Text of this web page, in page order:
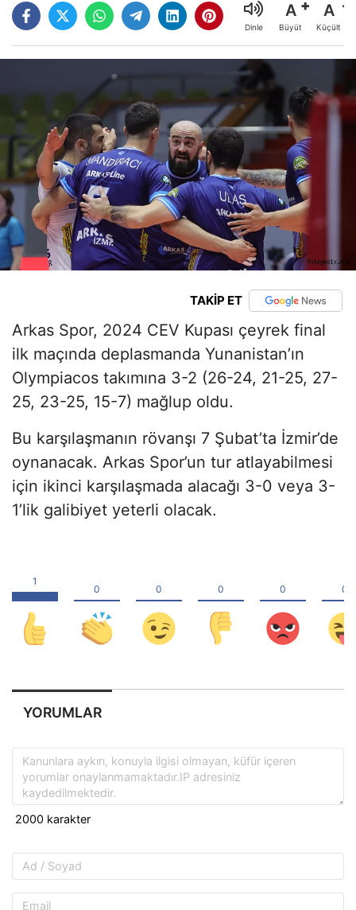
Dinle
A
Büyüt
A
Küçült
TAKİP ET
Arkas Spor, 2024 CEV Kupası çeyrek final
ilk maçında deplasmanda Yunanistan’ın
Olympiacos takımına 3-2 (26-24, 21-25, 27-
25, 23-25, 15-7) mağlup oldu.
Bu karşılaşmanın rövanşı 7 Şubat’ta İzmir’de
oynanacak. Arkas Spor’un tur atlayabilmesi
için ikinci karşılaşmada alacağı 3-0 veya 3-
1’lik galibiyet yeterli olacak.
YORUMLAR